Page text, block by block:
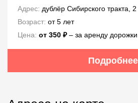
Адрес: дублёр Сибирского тракта, 2
Возраст: от 5 лет
Цена: от 350 ₽– за аренду дорожки
Подробнее